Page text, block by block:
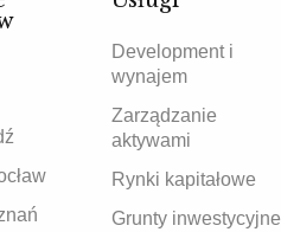
Development i
wynajem
Zarządzanie
aktywami
Rynki kapitałowe
Grunty inwestycyjne